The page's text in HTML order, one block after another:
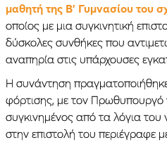
μαθητή της Β’ Γυμνασίου του
οποίος με μια συγκινητική
δύσκολες συνθήκες που
αναπηρία στις υπάρχουσες
Η συνάντηση πραγματοποιήθηκε
φόρτισης, με τον
συγκινημένος από τα λόγια
στην επιστολή του περιέγραφε